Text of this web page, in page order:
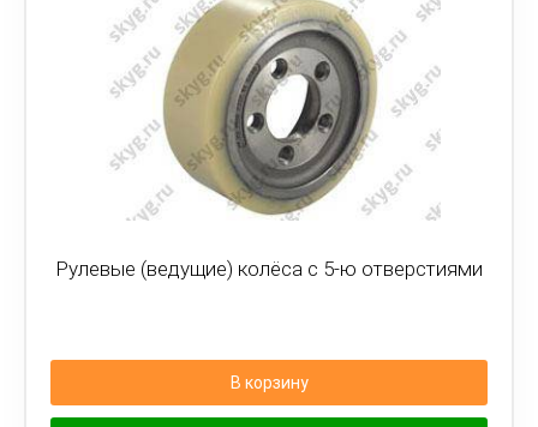
Рулевые (ведущие) колёса с 5-ю отверстиями
В корзину